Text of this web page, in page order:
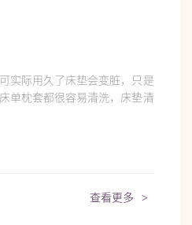
实际用久了床垫会变脏，只是
单枕套都很容易清洗，床垫清
查看更多 >